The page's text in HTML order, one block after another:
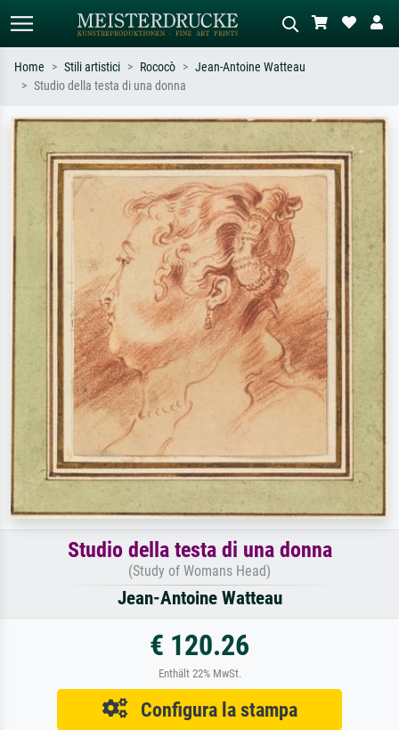
Cerca per artista, titolo o stile – es.
Monet, Notte stellata,
Impressionismo, onda di Hokusai,
Descrivi la scena – es. prato verde,
astratto con molto rosso, dipinto a
olio scuro, nudo in piedi vicino a un
Home Stili artistici Rococò
Jean-Antoine Watteau
Studio della testa di una donna
Studio della testa di una donna
(Study of Womans Head)
Jean-Antoine Watteau
€ 120.26
Enthält 22% MwSt.
Configura la stampa